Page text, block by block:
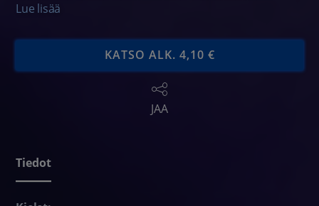
kohtauksissa nähdään esimerkkejä tavoista ja
valtarakenteita, joissa nainen on miehelle alisteinen.
Brainwashed: Sex-Camera-Power on feministisen
elokuvateorian virstanpylväs ja silmiä avaava kritiikki
pysähdyksissä olevaa alaa kohtaan.
Lue lisää
KATSO ALK. 4,10 €
JAA
Tiedot